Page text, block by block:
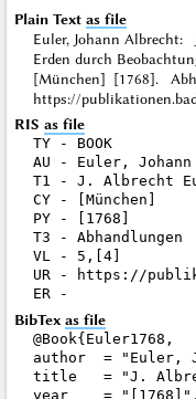
Plain Text as file
Euler, Johann Albrecht:
Erden durch
[München] [1768].
https://
RIS as file
TY - BOOK
AU - Euler,
T1 - J. Albrecht
CY - [München]
PY - [1768]
T3 - Abhandlungen
VL - 5,[4]
UR - https://
BibTex as file
@Book{Euler1768,
author  = "Euler,
title   = "J.
year    = "[1768]",